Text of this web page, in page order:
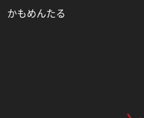
かもめんたる